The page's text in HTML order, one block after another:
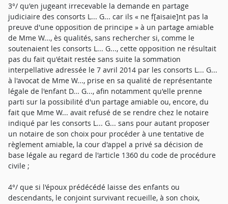
3°/ qu'en jugeant irrecevable la demande en partage
judiciaire des consorts L... G... car ils « ne f[aisaie]nt pas la
preuve d'une opposition de principe » à un partage amiable
de Mme W..., ès qualités, sans rechercher si, comme le
soutenaient les consorts L... G..., cette opposition ne résultait
pas du fait qu'était restée sans suite la sommation
interpellative adressée le 7 avril 2014 par les consorts L... G...
à l'avocat de Mme W..., prise en sa qualité de représentante
légale de l'enfant D... G..., afin notamment qu'elle prenne
parti sur la possibilité d'un partage amiable ou, encore, du
fait que Mme W... avait refusé de se rendre chez le notaire
indiqué par les consorts L... G... sans pour autant proposer
un notaire de son choix pour procéder à une tentative de
règlement amiable, la cour d'appel a privé sa décision de
base légale au regard de l'article 1360 du code de procédure
civile ;
4°/ que si l'époux prédécédé laisse des enfants ou
descendants, le conjoint survivant recueille, à son choix,